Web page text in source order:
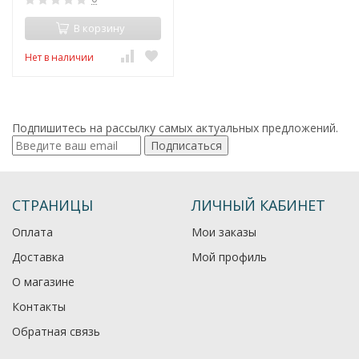
В корзину
Нет в наличии
Подпишитесь на рассылку самых актуальных предложений.
Подписаться
СТРАНИЦЫ
Оплата
Доставка
О магазине
Контакты
Обратная связь
ЛИЧНЫЙ КАБИНЕТ
Мои заказы
Мой профиль